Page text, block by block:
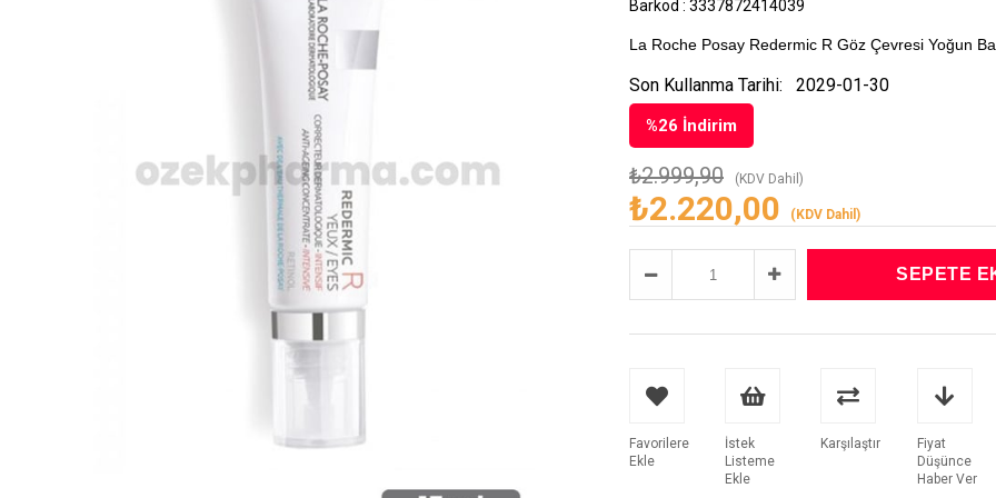
Barkod : 3337872414039
La Roche Posay Redermic R Göz Çevresi Yoğun
%26 İndirim
₺2.999,90 (KDV Dahil)
₺2.220,00 (KDV Dahil)
Son Kullanma Tarihi: 2029-01-30
Favorilere
Ekle
İstek
Listeme
Ekle
Karşılaştır
Fiyat
Düşünce
Haber Ver